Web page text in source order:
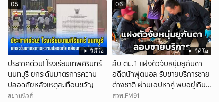
วิดีโอ
05
ประกาศด่วน! โรงเรียนเทพศิรินทร์
นนทบุรี ยกระดับมาตรการความ
ปลอดภัยหลังเหตุสะเทือนขวัญ
สยามนิวส์
วิดีโอ
06
สืบ ตม.1 แฝงตัวจับหนุ่มยูกันดา
อดีตนักฟุตบอล รับขายบริการชาย
ต่างชาติ ผ่านแอปหาคู่ พบอยู่เกิน
กำหนดอนุญาต
สวพ.FM91